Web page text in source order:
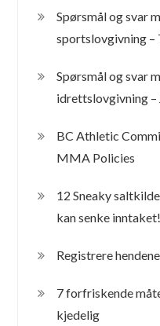
Spørsmål og svar
sportslovgivning –
Spørsmål og svar
idrettslovgivning –
BC Athletic
MMA Policies
12 Sneaky
kan senke
Registrere
7 forfriskende
kjedelig